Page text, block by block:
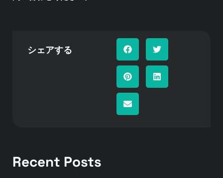
シェアする
Recent Posts